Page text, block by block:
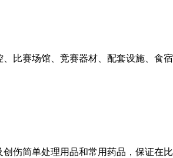
比赛场馆、竞赛器材、配套设施、食宿
伤简单处理用品和常用药品，保证在比